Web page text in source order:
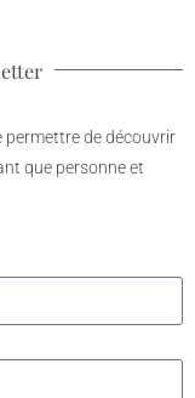
permettre de découvrir
que personne et